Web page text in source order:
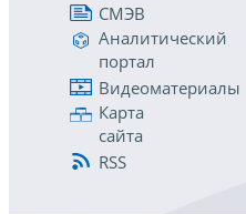
СМЭВ
Аналитический
портал
Видеоматериалы
Карта
сайта
RSS